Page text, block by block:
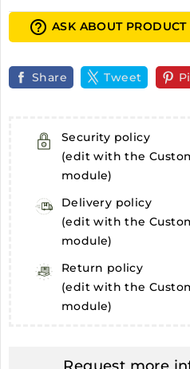
help_outline ASK ABOUT PRODUCT
Share Tweet
Security policy
(edit with the
module)
Delivery policy
(edit with the
module)
Return policy
(edit with the
module)